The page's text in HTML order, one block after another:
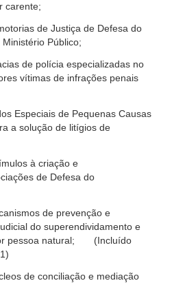
carente;
de Justiça de Defesa do
Público;
de polícia especializadas no
vítimas de infrações penais
Especiais de Pequenas Causas
a solução de litígios de
à criação e
de Defesa do
de prevenção e
do superendividamento e
pessoa natural; (Incluído
de conciliação e mediação